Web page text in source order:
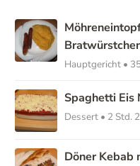
Hauptgericht •
Spaghetti Eis
Dessert • 2 Std.
Döner Kebab